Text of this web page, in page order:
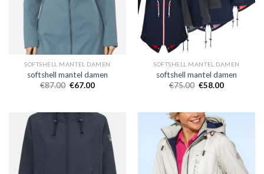
SOFTSHELL MANTEL DAMEN
softshell mantel damen
€87.00 €67.00
SOFTSHELL MANTEL DAMEN
softshell mantel damen
€75.00 €58.00